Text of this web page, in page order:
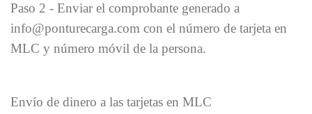
Paso 2 - Enviar el comprobante generado a
info@ponturecarga.com con el número de tarjeta en
MLC y número móvil de la persona.
Envío de dinero a las tarjetas en MLC